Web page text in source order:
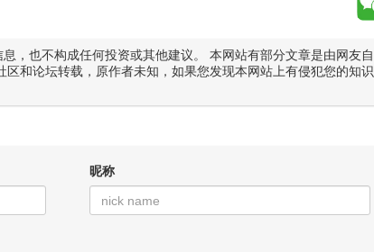
，也不构成任何投资或其他建议。 本网站有部分文章是由网友自
和论坛转载，原作者未知，如果您发现本网站上有侵犯您的知识
昵称